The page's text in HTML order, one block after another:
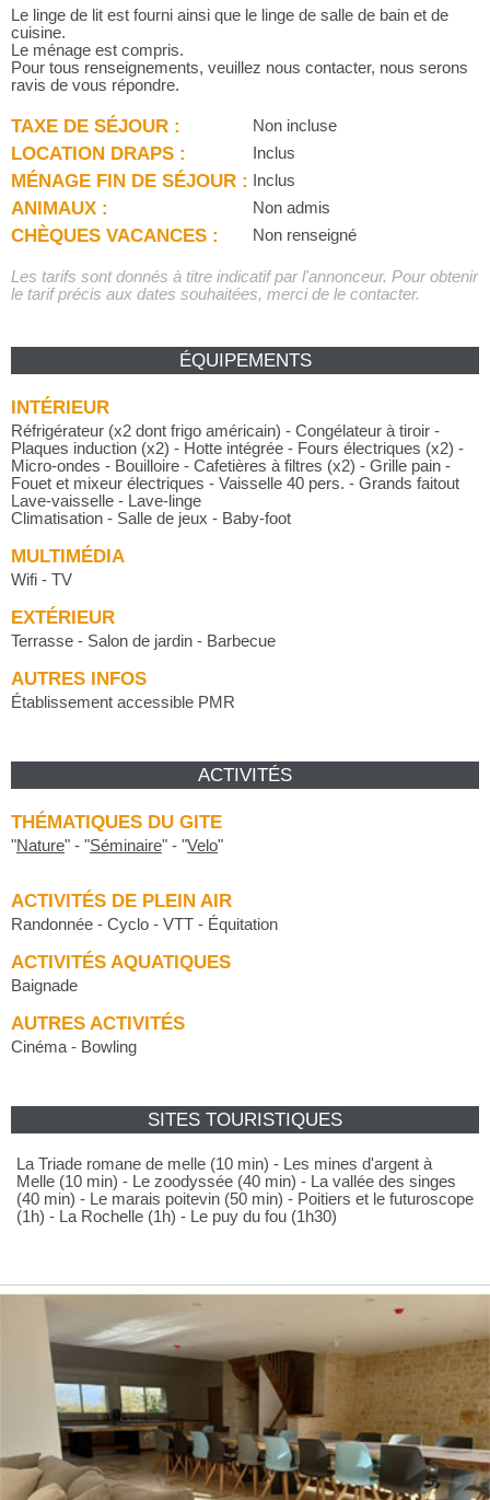
Le linge de lit est fourni ainsi que le linge de salle de bain et de
cuisine.
Le ménage est compris.
Pour tous renseignements, veuillez nous contacter, nous serons
ravis de vous répondre.
TAXE DE SÉJOUR : Non incluse
LOCATION DRAPS : Inclus
MÉNAGE FIN DE SÉJOUR : Inclus
ANIMAUX : Non admis
CHÈQUES VACANCES : Non renseigné
Les tarifs sont donnés à titre indicatif par l'annonceur. Pour obtenir
le tarif précis aux dates souhaitées, merci de le contacter.
ÉQUIPEMENTS
INTÉRIEUR
Réfrigérateur (x2 dont frigo américain) - Congélateur à tiroir -
Plaques induction (x2) - Hotte intégrée - Fours électriques (x2) -
Micro-ondes - Bouilloire - Cafetières à filtres (x2) - Grille pain -
Fouet et mixeur électriques - Vaisselle 40 pers. - Grands faitout
Lave-vaisselle - Lave-linge
Climatisation - Salle de jeux - Baby-foot
MULTIMÉDIA
Wifi - TV
EXTÉRIEUR
Terrasse - Salon de jardin - Barbecue
AUTRES INFOS
Établissement accessible PMR
ACTIVITÉS
THÉMATIQUES DU GITE
"Nature" - "Séminaire" - "Velo"
ACTIVITÉS DE PLEIN AIR
Randonnée - Cyclo - VTT - Équitation
ACTIVITÉS AQUATIQUES
Baignade
AUTRES ACTIVITÉS
Cinéma - Bowling
SITES TOURISTIQUES
La Triade romane de melle (10 min) - Les mines d'argent à
Melle (10 min) - Le zoodyssée (40 min) - La vallée des singes
(40 min) - Le marais poitevin (50 min) - Poitiers et le futuroscope
(1h) - La Rochelle (1h) - Le puy du fou (1h30)